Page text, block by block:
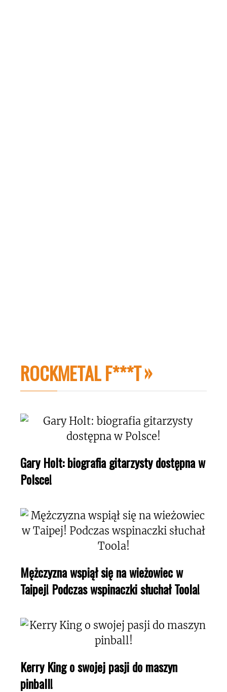
ROCKMETAL F***T
Gary Holt: biografia gitarzysty dostępna w
Polsce!
Mężczyzna wspiął się na wieżowiec w
Taipej! Podczas wspinaczki słuchał Toola!
Kerry King o swojej pasji do maszyn
pinball!